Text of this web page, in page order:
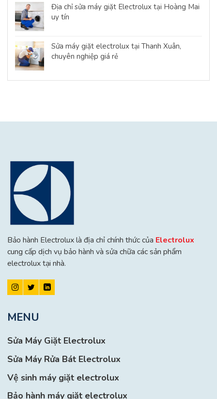
Địa chỉ sửa máy giặt Electrolux tại Hoàng Mai
uy tín
Sửa máy giặt electrolux tại Thanh Xuân,
chuyên nghiệp giá rẻ
Bảo hành Electrolux là địa chỉ chính thức của Electrolux
cung cấp dịch vụ bảo hành và sửa chữa các sản phẩm
electrolux tại nhà.
MENU
Sửa Máy Giặt Electrolux
Sửa Máy Rửa Bát Electrolux
Vệ sinh máy giặt electrolux
Bảo hành máy giặt electrolux